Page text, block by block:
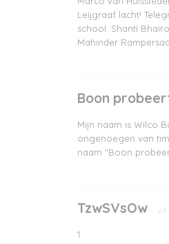
Leijgraaf lacht!
school. Shanti
Mahinder
Boon
Mijn naam is Wilco
ongenoegen van
naam "Boon
TzwSVsOw 24
1